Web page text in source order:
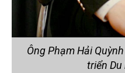
Ông Phạm Hải
triển Du